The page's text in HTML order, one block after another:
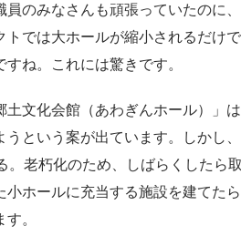
のみなさんも頑張っていたのに、
トでは大ホールが縮小されるだけ
すね。これには驚きです。
土文化会館（あわぎんホール）」
うという案が出ています。しかし
。老朽化のため、しばらくしたら
小ホールに充当する施設を建てた
。